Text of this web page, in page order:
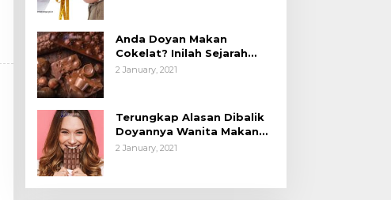
Anda Doyan Makan
Cokelat? Inilah Sejarah
Awalnya Cokelat di Dunia
2 January, 2021
Terungkap Alasan Dibalik
Doyannya Wanita Makan
Cokelat
2 January, 2021